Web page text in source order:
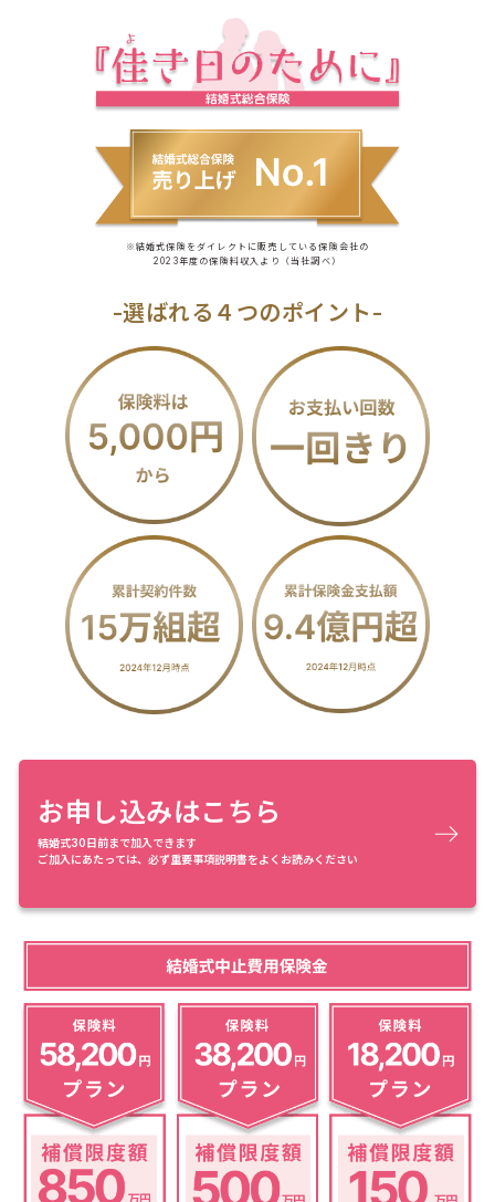
※結婚式保険をダイレクトに販売している保険会社の
2023年度の保険料収入より（当社調べ）
-選ばれる４つのポイント-
お申し込みはこちら
結婚式30日前まで加入できます
ご加入にあたっては、必ず重要事項説明書をよくお読みください